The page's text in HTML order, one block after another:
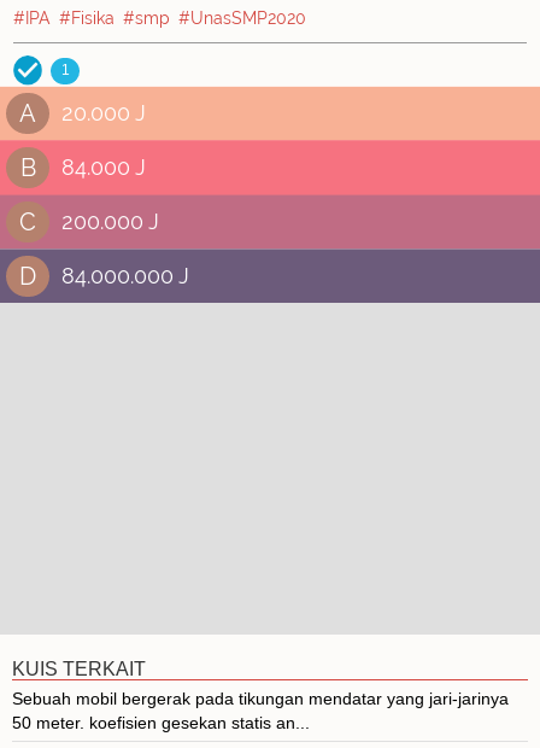
#IPA #Fisika #smp #UnasSMP2020
1
A 20.000 J
B 84.000 J
C 200.000 J
D 84.000.000 J
KUIS TERKAIT
Sebuah mobil bergerak pada tikungan mendatar yang jari-jarinya
50 meter. koefisien gesekan statis an...